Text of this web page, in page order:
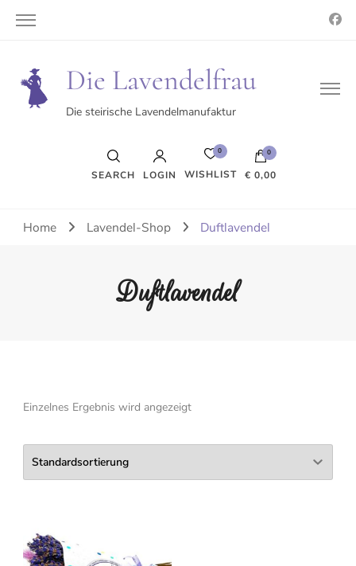
Die Lavendelfrau
Die steirische Lavendelmanufaktur
SEARCH LOGIN
0
WISHLIST
0
€ 0,00
Es befinden sich keine Produkte im Warenkorb.
Home Lavendel-Shop Duftlavendel
Duftlavendel
Einzelnes Ergebnis wird angezeigt